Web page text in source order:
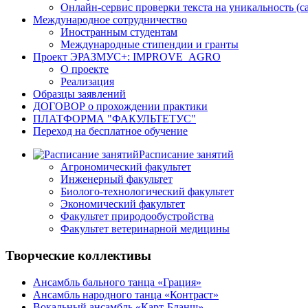
Онлайн-сервис проверки текста на уникальность
Международное сотрудничество
Иностранным студентам
Международные стипендии и гранты
Проект ЭРАЗМУС+: IMPROVE_AGRO
О проекте
Реализация
Образцы заявлений
ДОГОВОР о прохождении практики
ПЛАТФОРМА "ФАКУЛЬТЕТУС"
Переход на бесплатное обучение
Расписание занятий
Агрономический факультет
Инженерный факультет
Биолого-технологический факультет
Экономический факультет
Факультет природообустройства
Факультет ветеринарной медицины
Творческие коллективы
Ансамбль бального танца «Грация»
Ансамбль народного танца «Контраст»